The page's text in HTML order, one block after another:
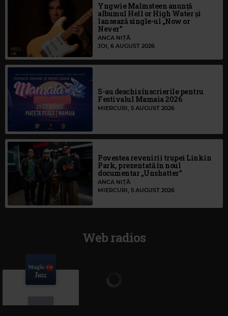
Yngwie Malmsteen anunță
albumul Hell or High Water și
lansează single-ul „Now or
Never”
ANCA NIȚĂ
JOI, 6 AUGUST 2026
S-au deschis înscrierile pentru
Festivalul Mamaia 2026
MIERCURI, 5 AUGUST 2026
Povestea revenirii trupei Linkin
Park, prezentată în noul
documentar „Unshatter”
ANCA NIȚĂ
MIERCURI, 5 AUGUST 2026
Web radios